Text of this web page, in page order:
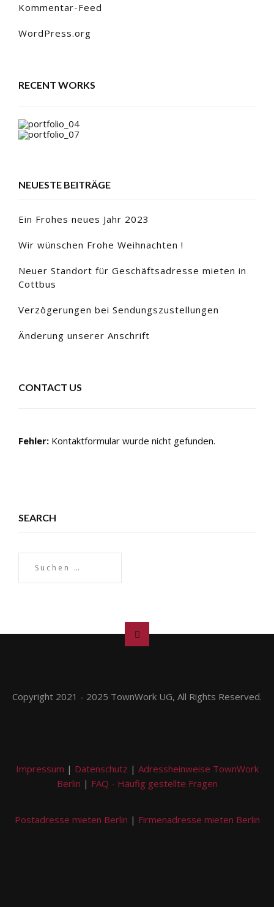
Kommentar-Feed
WordPress.org
RECENT WORKS
NEUESTE BEITRÄGE
Ein Frohes neues Jahr 2023
Wir wünschen Frohe Weihnachten !
Neuer Standort für Geschäftsadresse mieten in
Cottbus
Verzögerungen bei Sendungszustellungen
Änderung unserer Anschrift
CONTACT US
Fehler: Kontaktformular wurde nicht gefunden.
SEARCH
Copyright 2021 - 2025 TownWork UG, All Rights Reserved.
Impressum | Datenschutz | Adressheinweise TownWork
Berlin | FAQ - Häufig gestellte Fragen
Postadresse mieten Berlin | Firmenadresse mieten Berlin